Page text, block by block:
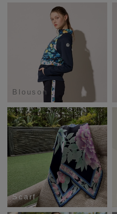
Blouson
Scarf